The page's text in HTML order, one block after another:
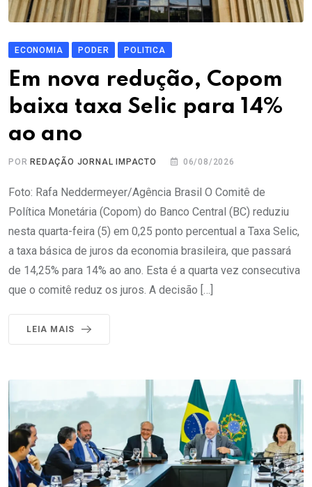
ECONOMIA PODER POLITICA
Em nova redução, Copom
baixa taxa Selic para 14%
ao ano
POR REDAÇÃO JORNAL IMPACTO 06/08/2026
Foto: Rafa Neddermeyer/Agência Brasil O Comitê de
Política Monetária (Copom) do Banco Central (BC) reduziu
nesta quarta-feira (5) em 0,25 ponto percentual a Taxa Selic,
a taxa básica de juros da economia brasileira, que passará
de 14,25% para 14% ao ano. Esta é a quarta vez consecutiva
que o comitê reduz os juros. A decisão […]
LEIA MAIS